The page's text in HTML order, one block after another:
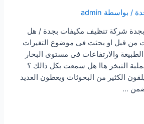
/ بواسطة admin
شركة تنظيف مكيفات بجدة / هل
من قبل او بحثت فى موضوع التغيرات
والارتفاعات فى مستوى البحار
التبخر هاا هل سمعت بكل ذالك ؟
الكثير من البحوثات ويعطون العديد
…